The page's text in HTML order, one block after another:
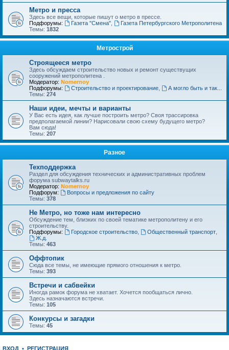
Метро и пресса
Здесь все вещи, которые пишут о метро в прессе.
Подфорумы:
Газета "Смена",
Газета Петербургского Метрополитена
Темы: 1832
Метрострой
Строящееся метро
Здесь обсуждаем строительство новых и ремонт существущих
сооружений метрополитена .
Модератор: Nomernoy
Подфорумы:
Строительство и проектирование,
А могло быть и так...
Темы: 274
Наши идеи, мечты и варианты
У Вас есть идея, как лучше построить метро? Своя трассировка
предполагаемой линии? Нарисовали свою схему будущего метро?
Вам сюда!
Темы: 207
Разное
Техподдержка
Раздел для обсуждения технических и административных проблем
форума subwaytalks.ru
Модератор: Nomernoy
Подфорум:
Вопросы и предложения по сайту
Темы: 378
Не Метро, но тоже нам интересно
Обсуждение тем, близких по своей тематике метрополитену и его
строительству.
Подфорумы:
Городское строительство, Общественный транспорт,
Ж.д.
Темы: 463
Оффтопик
Сюда все темы, не имеющие прямого отношения к метро.
Темы: 393
Встречи и сабвейки
Иногда рамок форума не хватает. Хочется пообщаться лично.
Здесь назначаются встречи.
Темы: 105
Конкурсы и загадки
Темы: 45
ВХОД • РЕГИСТРАЦИЯ